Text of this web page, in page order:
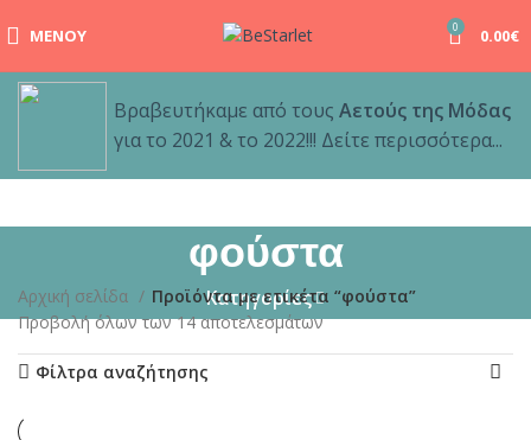
ΜΕΝΟΎ 0 0.00€
Βραβευτήκαμε από τους Αετούς της Μόδας
για το 2021 & το 2022!!! Δείτε περισσότερα...
φούστα
Κατηγορίες
Αρχική σελίδα
Προϊόντα με ετικέτα “φούστα”
Προβολή όλων των 14 αποτελεσμάτων
Φίλτρα αναζήτησης